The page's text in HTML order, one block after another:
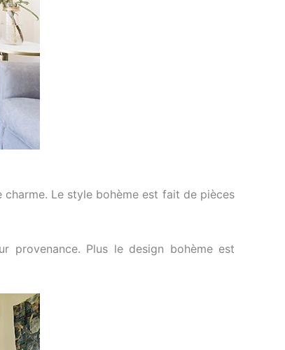
charme. Le style bohème est fait de pièces
provenance. Plus le design bohème est